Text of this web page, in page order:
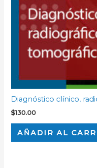
Diagnóstico clínico,
$130.00
AÑADIR AL